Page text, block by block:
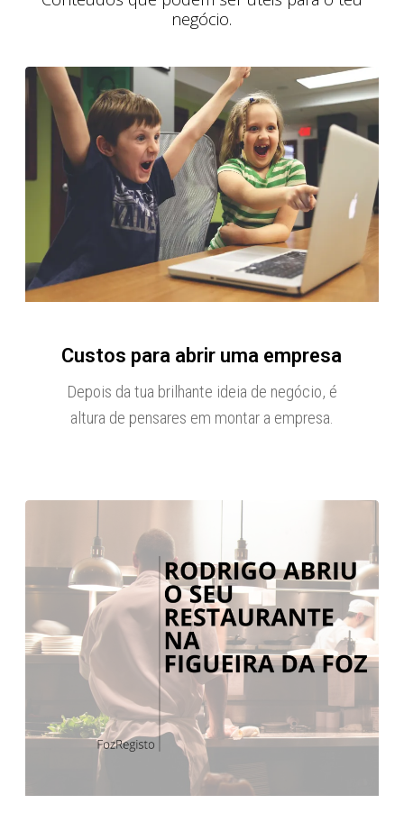
negócio.
Custos para abrir uma empresa
Depois da tua brilhante ideia de negócio, é
altura de pensares em montar a empresa.